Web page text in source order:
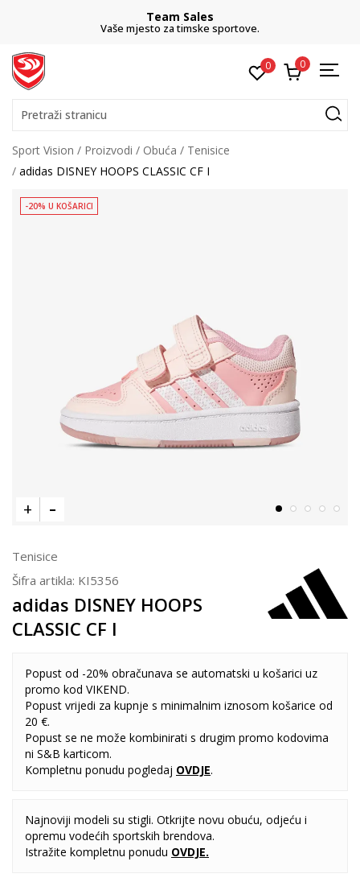
Team Sales
Vaše mjesto za timske sportove.
0 0
Pretraži stranicu
Sport Vision Proizvodi Obuća
Tenisice
adidas DISNEY HOOPS CLASSIC CF I
-20% U KOŠARICI
Tenisice
Šifra artikla: KI5356
adidas DISNEY HOOPS
CLASSIC CF I
Popust od -20% obračunava se automatski u košarici uz
promo kod VIKEND.
Popust vrijedi za kupnje s minimalnim iznosom košarice od
20 €.
Popust se ne može kombinirati s drugim promo kodovima
ni S&B karticom.
Kompletnu ponudu pogledaj OVDJE.
Najnoviji modeli su stigli. Otkrijte novu obuću, odjeću i
opremu vodećih sportskih brendova.
Istražite kompletnu ponudu OVDJE.